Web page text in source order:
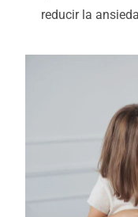
reducir la